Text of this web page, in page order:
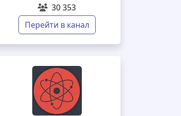
30 353
Перейти в канал